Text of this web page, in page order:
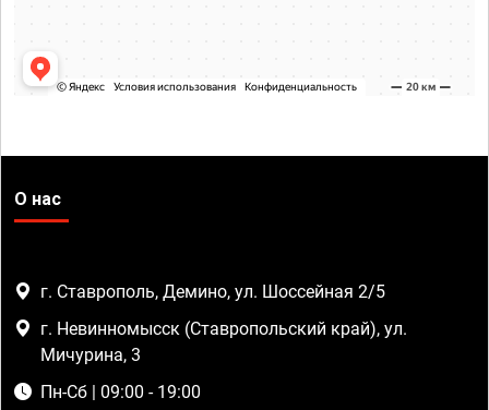
О нас
г. Ставрополь, Демино, ул. Шоссейная 2/5
г. Невинномысск (Ставропольский край), ул.
Мичурина, 3
Пн-Сб | 09:00 - 19:00